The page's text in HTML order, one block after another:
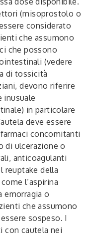
(misoprostolo o
considerato
che assumono
che possono
(vedere
di tossicità
devono riferire
inusuale
in particolare
deve essere
concomitanti
di ulcerazione o
anticoagulanti
reuptake della
l’aspirina
emorragia o
che assumono
sospeso. I
con cautela nei